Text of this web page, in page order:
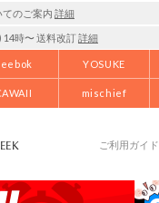
てのご案内 詳細
14時〜 送料改訂詳細
YOSUKE
mischief
ご利用ガイド